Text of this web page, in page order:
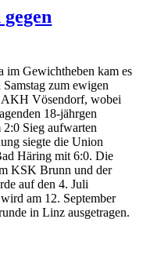
im Gewichtheben kam es
zum ewigen
Vösendorf, wobei
18-jährgen
Sieg aufwarten
siegte die Union
Häring mit 6:0. Die
KSK Brunn und der
auf den 4. Juli
am 12. September
in Linz ausgetragen.